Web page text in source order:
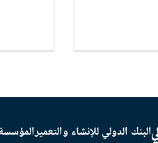
البنك الدولي للإنشاء والتعمير